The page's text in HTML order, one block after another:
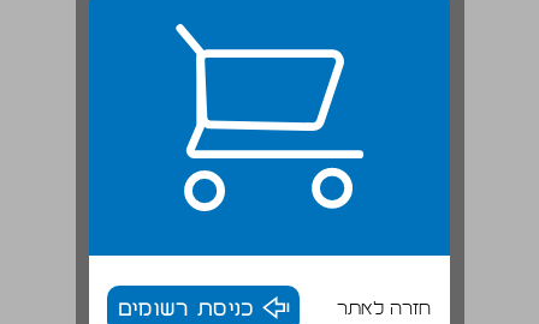
חזרה לאתר כניסת רשומים